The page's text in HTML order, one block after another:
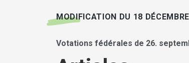
MODIFICATION DU 18
Votations fédérales de 26.